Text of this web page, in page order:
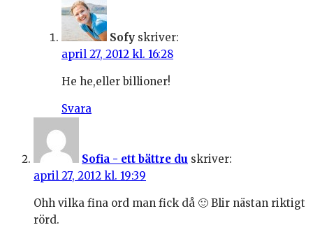
Sofy skriver:
april 27, 2012 kl. 16:28
He he,eller billioner!
Svara
Sofia - ett bättre du skriver:
april 27, 2012 kl. 19:39
Ohh vilka fina ord man fick då 🙂 Blir nästan riktigt
rörd.